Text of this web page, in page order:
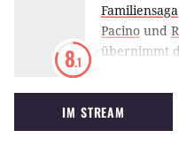
8.1
Familiensaga
Pacino und
übernimmt
vergrößern,
den
IM STREAM